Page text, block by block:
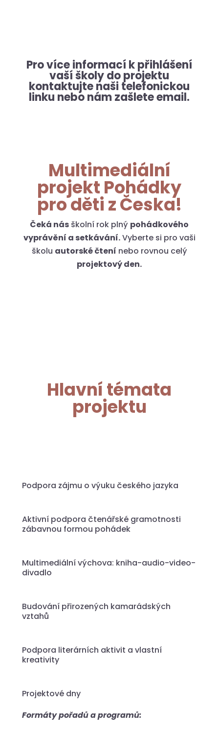
Pro více informací k přihlášení
vaší školy do projektu
kontaktujte naši telefonickou
linku nebo nám zašlete email.
Multimediální
projekt Pohádky
pro děti z Česka!
Čeká nás školní rok plný pohádkového
vyprávění a setkávání.Vyberte si pro vaši
školu autorské čtení nebo rovnou celý
projektový den.
Hlavní témata
projektu
Podpora zájmu o výuku českého jazyka
Aktivní podpora čtenářské gramotnosti
zábavnou formou pohádek
Multimediální výchova: kniha-audio-video-
divadlo
Budování přirozených kamarádských
vztahů
Podpora literárních aktivit a vlastní
kreativity
Projektové dny
Formáty pořadů a programů: